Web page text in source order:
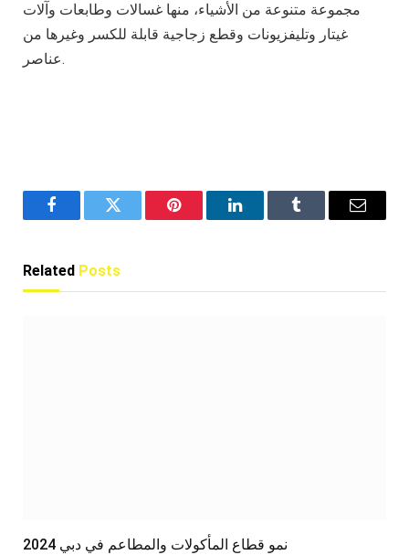
مجموعة متنوعة من الأشياء، منها غسالات وطابعات وآلات
غيتار وتليفزيونات وقطع زجاجية قابلة للكسر وغيرها من
عناصر.
FacebookTwitter Pinterest LinkedInTumblr Email
Related Posts
نمو قطاع المأكولات والمطاعم في دبي 2024